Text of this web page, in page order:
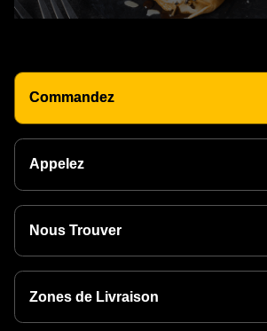
Commandez
Appelez
Nous Trouver
Zones de Livraison